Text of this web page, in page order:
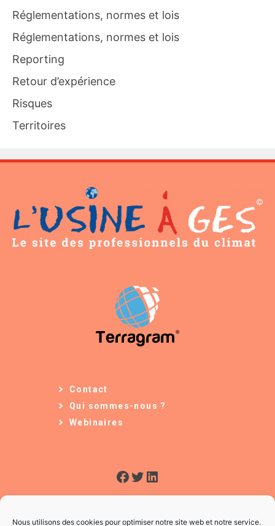
Nous utilisons des cookies pour optimiser notre site web et notre service.
Réglementations, normes et lois
Réglementations, normes et lois
Reporting
Retour d’expérience
Risques
Territoires
Contact
Qui sommes-nous ?
Webinaires
Facebook
Twitter
LinkedIn